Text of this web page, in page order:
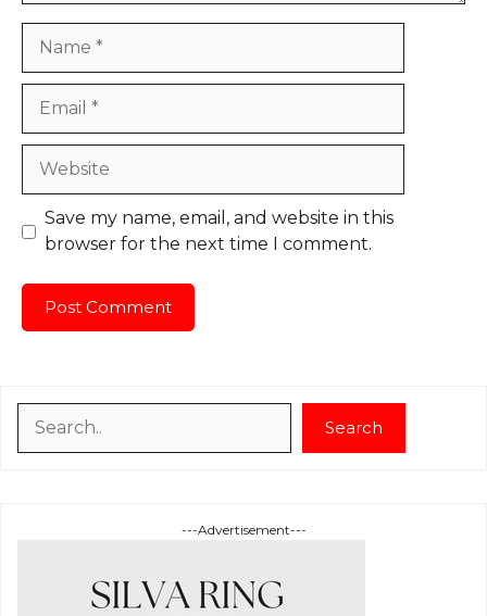
Website
Save my name, email, and website in this
browser for the next time I comment.
Search
---Advertisement---